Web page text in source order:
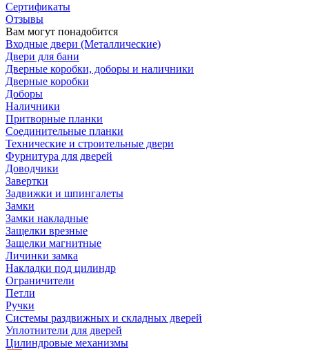
Сертификаты
Отзывы
Вам могут понадобится
Входные двери (Металлические)
Двери для бани
Дверные коробки, доборы и наличники
Дверные коробки
Доборы
Наличники
Притворные планки
Соединительные планки
Технические и строительные двери
Фурнитура для дверей
Доводчики
Завертки
Задвижки и шпингалеты
Замки
Замки накладные
Защелки врезные
Защелки магнитные
Личинки замка
Накладки под цилиндр
Ограничители
Петли
Ручки
Системы раздвижных и складных дверей
Уплотнители для дверей
Цилиндровые механизмы